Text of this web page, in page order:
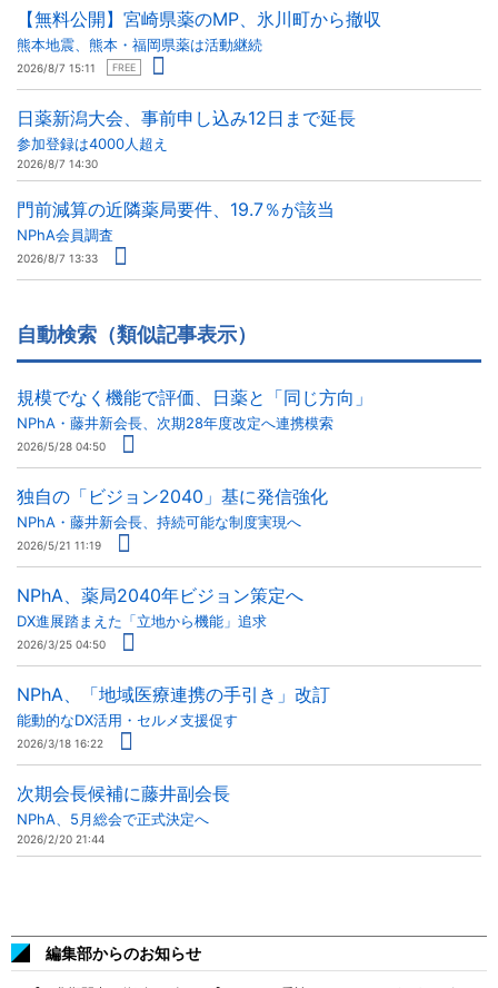
【無料公開】宮崎県薬のMP、氷川町から撤収
熊本地震、熊本・福岡県薬は活動継続
2026/8/7 15:11 FREE
日薬新潟大会、事前申し込み12日まで延長
参加登録は4000人超え
2026/8/7 14:30
門前減算の近隣薬局要件、19.7％が該当
NPhA会員調査
2026/8/7 13:33
自動検索（類似記事表示）
規模でなく機能で評価、日薬と「同じ方向」
NPhA・藤井新会長、次期28年度改定へ連携模索
2026/5/28 04:50
独自の「ビジョン2040」基に発信強化
NPhA・藤井新会長、持続可能な制度実現へ
2026/5/21 11:19
NPhA、薬局2040年ビジョン策定へ
DX進展踏まえた「立地から機能」追求
2026/3/25 04:50
NPhA、「地域医療連携の手引き」改訂
能動的なDX活用・セルメ支援促す
2026/3/18 16:22
次期会長候補に藤井副会長
NPhA、5月総会で正式決定へ
2026/2/20 21:44
編集部からのお知らせ